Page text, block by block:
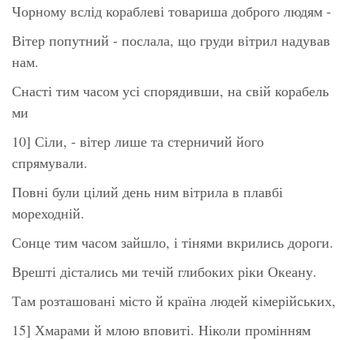
Чорному вслід кораблеві товариша доброго людям -
Вітер попутний - послала, що груди вітрил надував
нам.
Снасті тим часом усі спорядивши, на свій корабель
ми
10] Сіли, - вітер лише та стерничий його
спрямували.
Повні були цілий день ним вітрила в плавбі
мореходній.
Сонце тим часом зайшло, і тінями вкрились дороги.
Врешті дістались ми течій глибоких ріки Океану.
Там розташовані місто й країна людей кімерійських,
15] Хмарами й млою вповиті. Ніколи промінням